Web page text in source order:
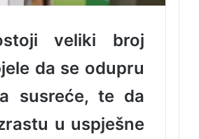
veliki broj
da se odupru
susreće, te da
u uspješne